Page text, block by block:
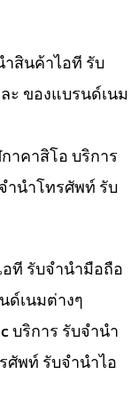
สินค้าไอที รับ
ะ ของแบรนด์เนม
าคาสิโอ บริการ
ำนำโทรศัพท์ รับ
ที รับจำนำมือถือ
ด์เนมต่างๆ
บริการ รับจำนำ
ศัพท์ รับจำนำไอ